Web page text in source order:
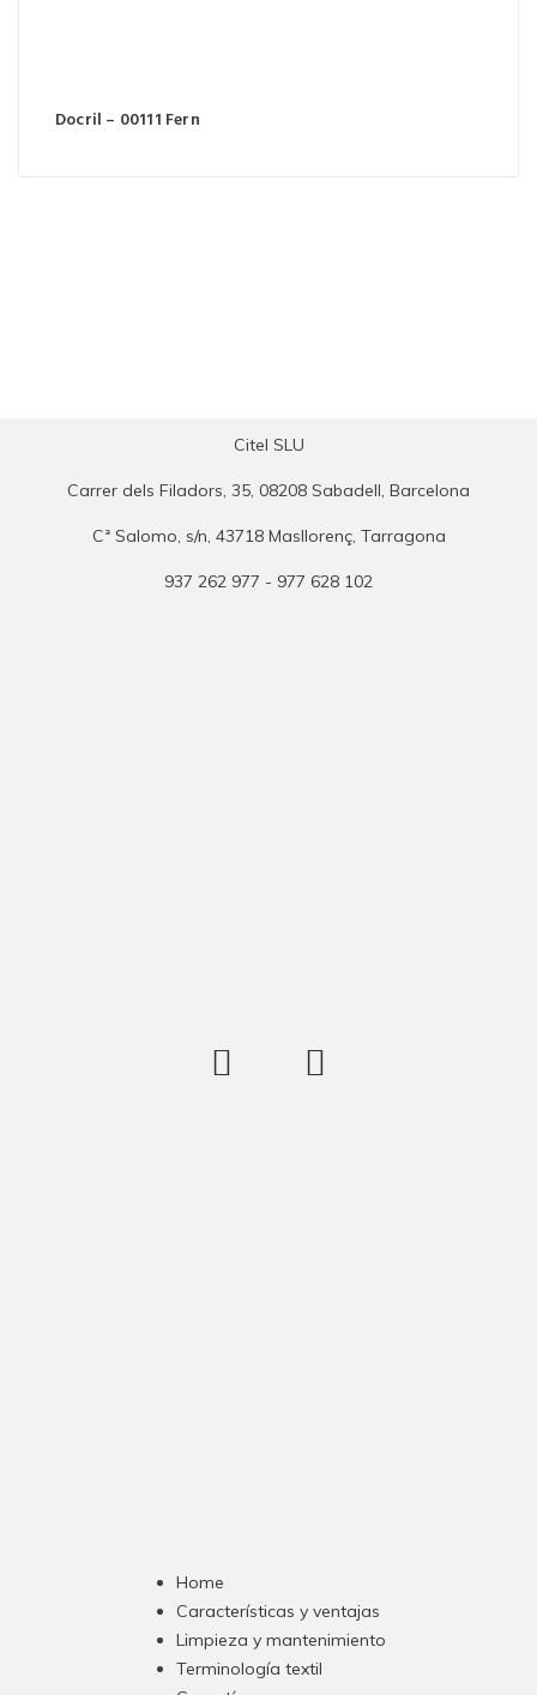
Docril – 00111 Fern
Citel SLU
Carrer dels Filadors, 35, 08208 Sabadell, Barcelona
Cª Salomo, s/n, 43718 Masllorenç, Tarragona
937 262 977 - 977 628 102
Home
Características y ventajas
Limpieza y mantenimiento
Terminología textil